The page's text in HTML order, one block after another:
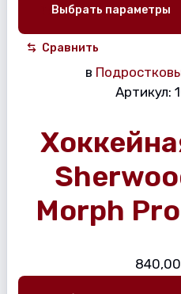
Выбрать параметры
Сравнить
в
Артикул:
Morph
840,00